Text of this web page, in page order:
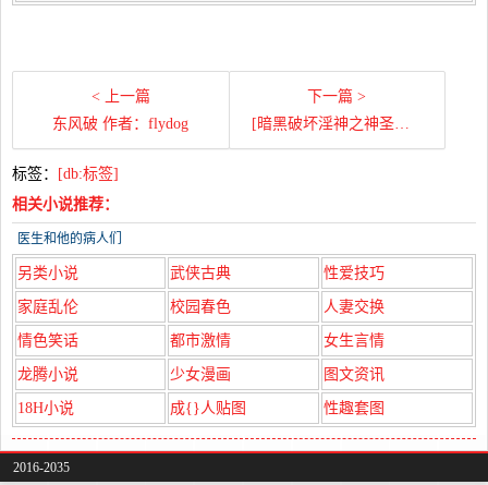
< 上一篇
东风破 作者：flydog
下一篇 >
[暗黑破坏淫神之神圣的交合] 作者：diablo
标签：
[db:标签]
相关小说推荐：
医生和他的病人们
另类小说 武侠古典 性爱技巧
家庭乱伦 校园春色 人妻交换
情色笑话 都市激情 女生言情
龙腾小说 少女漫画 图文资讯
18H小说 成{}人贴图 性趣套图
2016-2035